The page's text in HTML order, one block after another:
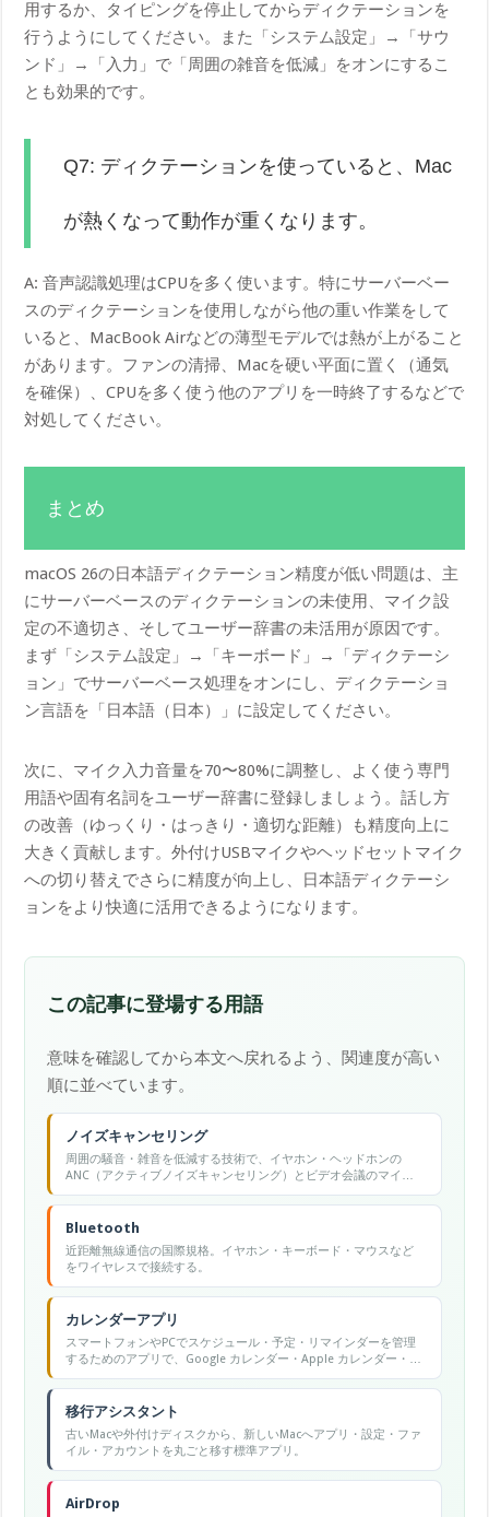
用するか、タイピングを停止してからディクテーションを
行うようにしてください。また「システム設定」→「サウ
ンド」→「入力」で「周囲の雑音を低減」をオンにするこ
とも効果的です。
Q7: ディクテーションを使っていると、Mac
が熱くなって動作が重くなります。
A: 音声認識処理はCPUを多く使います。特にサーバーベー
スのディクテーションを使用しながら他の重い作業をして
いると、MacBook Airなどの薄型モデルでは熱が上がること
があります。ファンの清掃、Macを硬い平面に置く（通気
を確保）、CPUを多く使う他のアプリを一時終了するなどで
対処してください。
まとめ
macOS 26の日本語ディクテーション精度が低い問題は、主
にサーバーベースのディクテーションの未使用、マイク設
定の不適切さ、そしてユーザー辞書の未活用が原因です。
まず「システム設定」→「キーボード」→「ディクテーシ
ョン」でサーバーベース処理をオンにし、ディクテーショ
ン言語を「日本語（日本）」に設定してください。
次に、マイク入力音量を70〜80%に調整し、よく使う専門
用語や固有名詞をユーザー辞書に登録しましょう。話し方
の改善（ゆっくり・はっきり・適切な距離）も精度向上に
大きく貢献します。外付けUSBマイクやヘッドセットマイク
への切り替えでさらに精度が向上し、日本語ディクテーシ
ョンをより快適に活用できるようになります。
この記事に登場する用語
意味を確認してから本文へ戻れるよう、関連度が高い
順に並べています。
ノイズキャンセリング
周囲の騒音・雑音を低減する技術で、イヤホン・ヘッドホンの
ANC（アクティブノイズキャンセリング）とビデオ会議のマイク
音声ノイズ除去の2つの意味があります。
Bluetooth
近距離無線通信の国際規格。イヤホン・キーボード・マウスなど
をワイヤレスで接続する。
カレンダーアプリ
スマートフォンやPCでスケジュール・予定・リマインダーを管理
するためのアプリで、Google カレンダー・Apple カレンダー・
Outlook カレンダーなどが代表的です。
移行アシスタント
古いMacや外付けディスクから、新しいMacへアプリ・設定・ファ
イル・アカウントを丸ごと移す標準アプリ。
AirDrop